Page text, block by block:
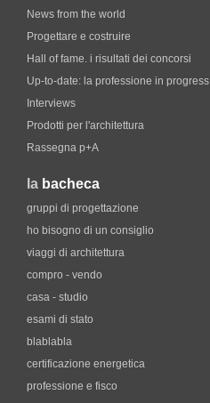
News from the world
Progettare e costruire
Hall of fame. i risultati dei concorsi
Up-to-date: la professione in progress
Interviews
Prodotti per l'architettura
Rassegna p+A
la bacheca
gruppi di progettazione
ho bisogno di un consiglio
viaggi di architettura
compro - vendo
casa - studio
esami di stato
blablabla
certificazione energetica
professione e fisco